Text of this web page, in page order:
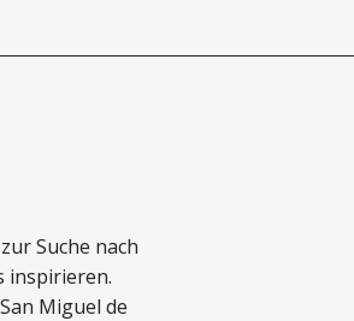
Suche nach
inspirieren.
Miguel de